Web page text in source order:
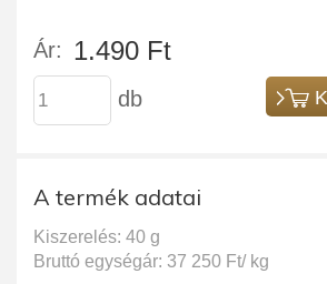
Ár: 1.490 Ft
db
A termék adatai
Kiszerelés: 40 g
Bruttó egységár: 37 250 Ft/ kg